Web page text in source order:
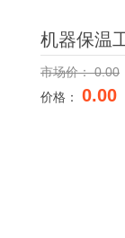
机器保温
市场价：0.00
价格： 0.00